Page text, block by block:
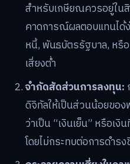
สำหรับเกษียณควรอยู่ใน
คาดการณ์ผลตอบแทนได้
หนี้, พันธบัตรรัฐบาล, หรื
เสี่ยงต่ำ
จำกัดสัดส่วนการลงทุน:
ดิจิทัลให้เป็นส่วนน้อยของ
ว่าเป็น “เงินเย็น” หรือเ
โดยไม่กระทบต่อการดำร